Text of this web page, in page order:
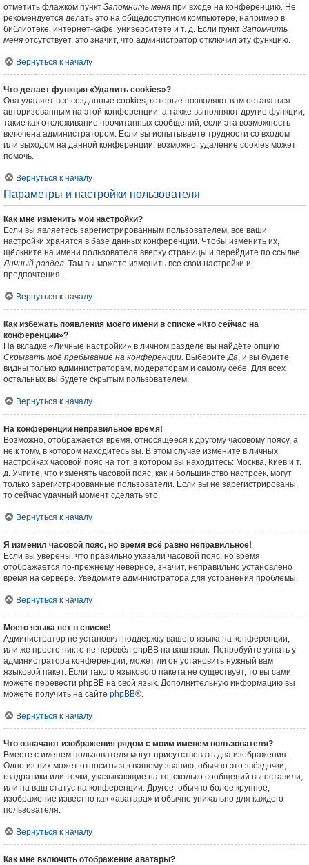
отметить флажком пункт Запомнить меня при входе на конференцию. Не
рекомендуется делать это на общедоступном компьютере, например в
библиотеке, интернет-кафе, университете и т. д. Если пункт Запомнить
меня отсутствует, это значит, что администратор отключил эту функцию.
Вернуться к началу
Что делает функция «Удалить cookies»?
Она удаляет все созданные cookies, которые позволяют вам оставаться
авторизованным на этой конференции, а также выполняют другие функции,
такие как отслеживание прочитанных сообщений, если эта возможность
включена администратором. Если вы испытываете трудности со входом
или выходом на данной конференции, возможно, удаление cookies может
помочь.
Вернуться к началу
Параметры и настройки пользователя
Как мне изменить мои настройки?
Если вы являетесь зарегистрированным пользователем, все ваши
настройки хранятся в базе данных конференции. Чтобы изменить их,
щёлкните на имени пользователя вверху страницы и перейдите по ссылке
Личный раздел. Там вы можете изменить все свои настройки и
предпочтения.
Вернуться к началу
Как избежать появления моего имени в списке «Кто сейчас на
конференции»?
На вкладке «Личные настройки» в личном разделе вы найдёте опцию
Скрывать моё пребывание на конференции. ВыберитеДа, и вы будете
видны только администраторам, модераторам и самому себе. Для всех
остальных вы будете скрытым пользователем.
Вернуться к началу
На конференции неправильное время!
Возможно, отображается время, относящееся к другому часовому поясу, а
не к тому, в котором находитесь вы. В этом случае измените в личных
настройках часовой пояс на тот, в котором вы находитесь: Москва, Киев и т.
д. Учтите, что изменять часовой пояс, как и большинство настроек, могут
только зарегистрированные пользователи. Если вы не зарегистрированы,
то сейчас удачный момент сделать это.
Вернуться к началу
Я изменил часовой пояс, но время всё равно неправильное!
Если вы уверены, что правильно указали часовой пояс, но время
отображается по-прежнему неверное, значит, неправильно установлено
время на сервере. Уведомите администратора для устранения проблемы.
Вернуться к началу
Моего языка нет в списке!
Администратор не установил поддержку вашего языка на конференции,
или же просто никто не перевёл phpBB на ваш язык. Попробуйте узнать у
администратора конференции, может ли он установить нужный вам
языковой пакет. Если такого языкового пакета не существует, то вы сами
можете перевести phpBB на свой язык. Дополнительную информацию вы
можете получить на сайте phpBB®.
Вернуться к началу
Что означают изображения рядом с моим именем пользователя?
Вместе с именем пользователя могут присутствовать два изображения.
Одно из них может относиться к вашему званию, обычно это звёздочки,
квадратики или точки, указывающие на то, сколько сообщений вы оставили,
или на ваш статус на конференции. Другое, обычно более крупное,
изображение известно как «аватара» и обычно уникально для каждого
пользователя.
Вернуться к началу
Как мне включить отображение аватары?